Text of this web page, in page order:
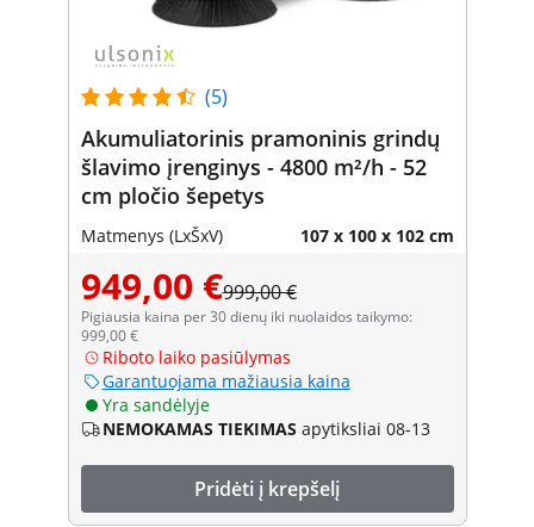
(5)
Akumuliatorinis pramoninis grindų
šlavimo įrenginys - 4800 m²/h - 52
cm pločio šepetys
Matmenys (LxŠxV) 107 x 100 x 102 cm
949,00 €999,00 €
Pigiausia kaina per 30 dienų iki nuolaidos taikymo:
999,00 €
Riboto laiko pasiūlymas
Garantuojama mažiausia kaina
Yra sandėlyje
NEMOKAMAS TIEKIMAS apytiksliai 08-13
Pridėti į krepšelį